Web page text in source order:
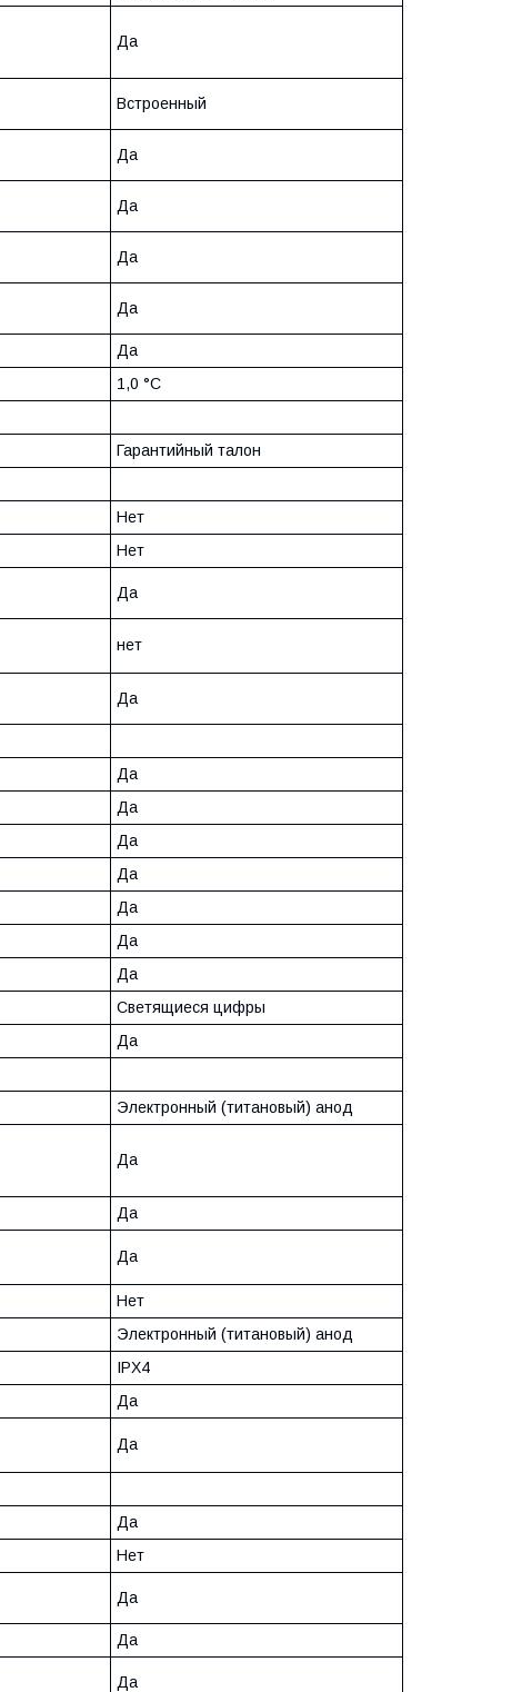
Да
Встроенный
Да
Да
Да
Да
Да
1,0 °С
Гарантийный талон
Нет
Нет
Да
нет
Да
Да
Да
Да
Да
Да
Да
Да
Светящиеся цифры
Да
Электронный (титановый) анод
Да
Да
Да
Нет
Электронный (титановый) анод
IPX4
Да
Да
Да
Нет
Да
Да
Да